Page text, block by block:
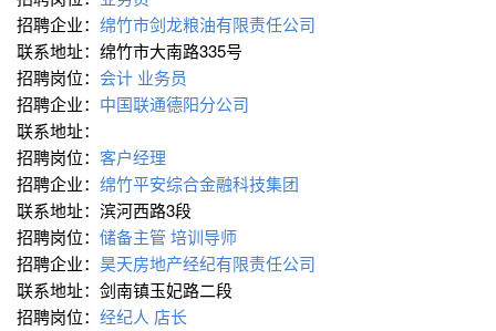
招聘企业： 绵竹市剑龙粮油有限责任公司
联系地址：绵竹市大南路335号
招聘岗位： 会计 业务员
招聘企业： 中国联通德阳分公司
联系地址：
招聘岗位： 客户经理
招聘企业： 绵竹平安综合金融科技集团
联系地址：滨河西路3段
招聘岗位： 储备主管 培训导师
招聘企业： 昊天房地产经纪有限责任公司
联系地址：剑南镇玉妃路二段
招聘岗位： 经纪人 店长